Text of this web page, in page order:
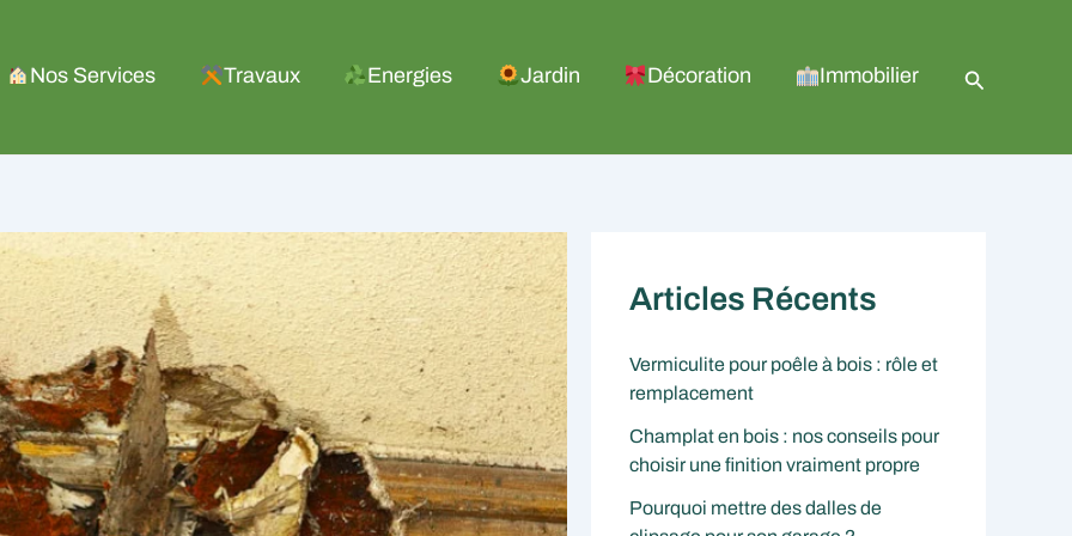
Nos Services Travaux Energies Jardin Décoration Immobilier
Articles Récents
Vermiculite pour poêle à bois : rôle et
remplacement
Champlat en bois : nos conseils pour
choisir une finition vraiment propre
Pourquoi mettre des dalles de